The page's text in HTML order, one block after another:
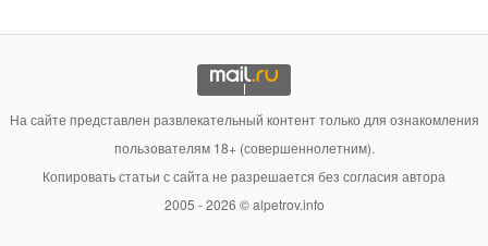
На сайте представлен развлекательный контент только для ознакомления
пользователям 18+ (совершеннолетним).
Копировать статьи с сайта не разрешается без согласия автора
2005 - 2026 © alpetrov.info